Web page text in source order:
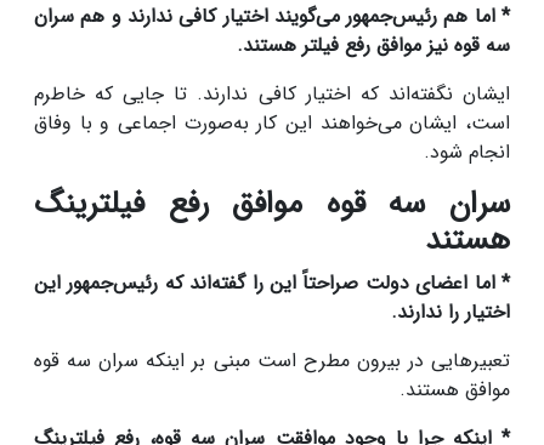
* اما هم رئیس‌جمهور می‌گویند اختیار کافی ندارند و هم سران
سه قوه نیز موافق رفع فیلتر هستند.
ایشان نگفته‌اند که اختیار کافی ندارند. تا جایی که خاطرم
است، ایشان می‌خواهند این کار به‌صورت اجماعی و با وفاق
انجام شود.
سران سه قوه موافق رفع فیلترینگ
هستند
* اما اعضای دولت صراحتاً این را گفته‌اند که رئیس‌جمهور این
اختیار را ندارند.
تعبیرهایی در بیرون مطرح است مبنی بر اینکه سران سه قوه
موافق هستند.
* اینکه چرا با وجود موافقت سران سه قوه، رفع فیلترینگ